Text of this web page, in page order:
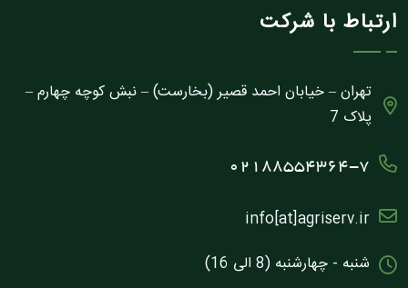
ارتباط با شرکت
تهران – خیابان احمد قصیر (بخارست) – نبش کوچه چهارم –
پلاک 7
02188554364-7
info[at]agriserv.ir
شنبه - چهارشنبه (8 الی 16)